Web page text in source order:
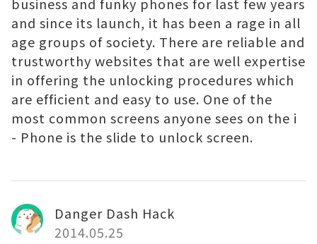
and since its launch, it has been a rage in all
age groups of society. There are reliable and
trustworthy websites that are well expertise
in offering the unlocking procedures which
are efficient and easy to use. One of the
most common screens anyone sees on the i
- Phone is the slide to unlock screen.
Danger Dash Hack
2014.05.25